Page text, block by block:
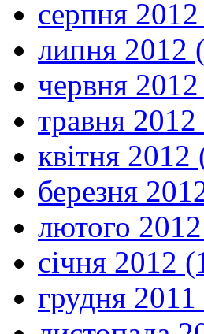
серпня
липня 2012
червня
травня
квітня 2012
березня
лютого
січня 2012
грудня